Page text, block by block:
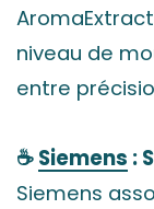
niveau de
entre
☕ Siemens :
Siemens